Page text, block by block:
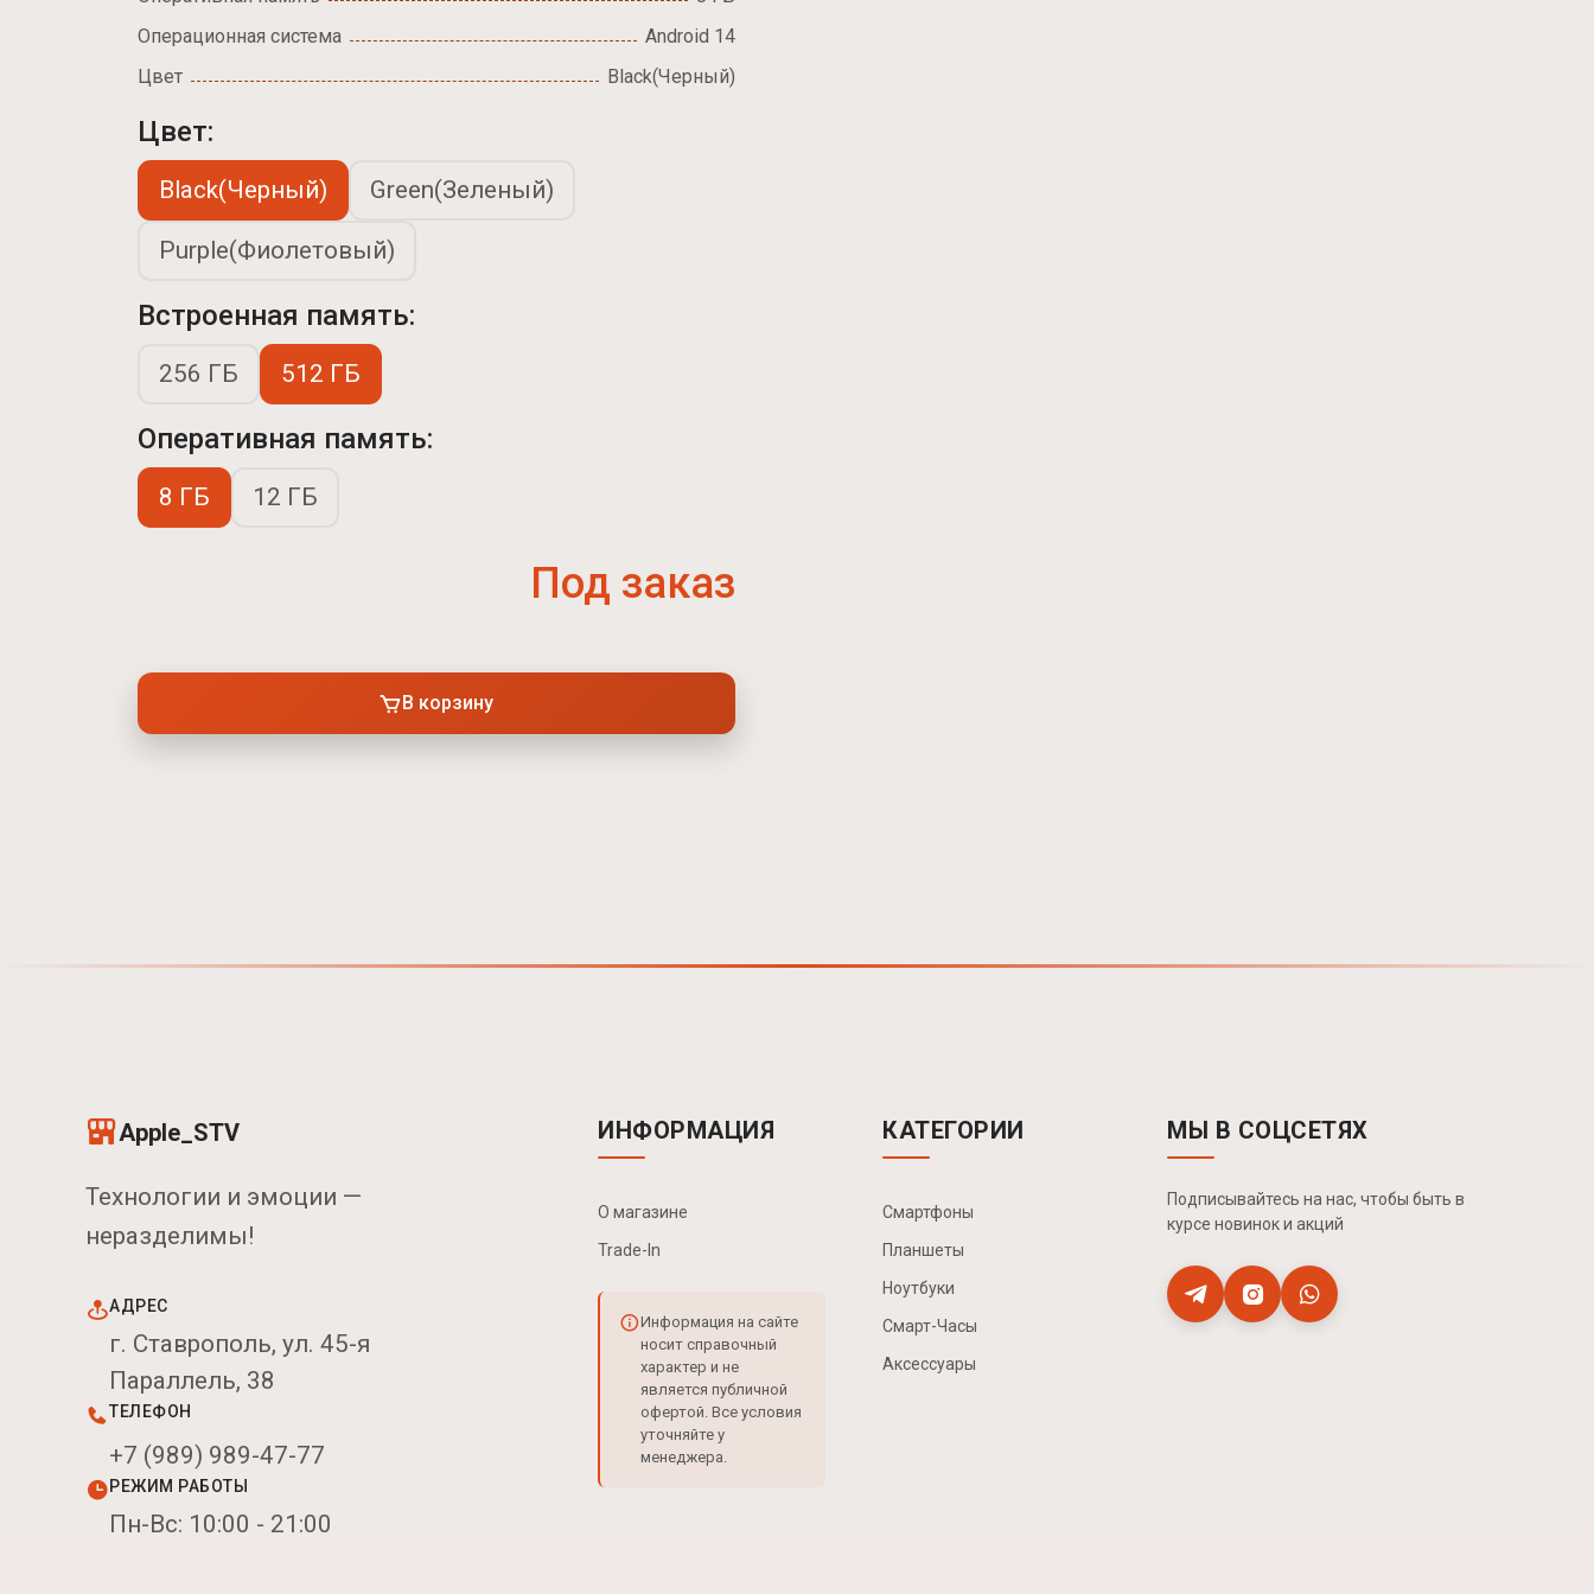
Операционная система
Android 14
Цвет
Black(Черный)
Цвет:
Black(Черный) Green(Зеленый)
Purple(Фиолетовый)
Встроенная память:
256 ГБ 512 ГБ
Оперативная память:
8 ГБ 12 ГБ
Под заказ
В корзину
Apple_STV
Технологии и эмоции —
неразделимы!
АДРЕС
г. Ставрополь, ул. 45-я
Параллель, 38
ТЕЛЕФОН
+7 (989) 989-47-77
РЕЖИМ РАБОТЫ
Пн-Вс: 10:00 - 21:00
ИНФОРМАЦИЯ
О магазине
Trade-In
Информация на сайте
носит справочный
характер и не
является публичной
офертой. Все условия
уточняйте у
менеджера.
КАТЕГОРИИ
Смартфоны
Планшеты
Ноутбуки
Смарт-Часы
Аксессуары
МЫ В СОЦСЕТЯХ
Подписывайтесь на нас, чтобы быть в
курсе новинок и акций